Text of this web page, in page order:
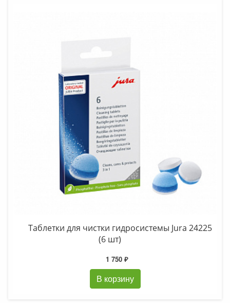
Таблетки для чистки гидросистемы Jura 24225
(6 шт)
1 750 ₽
В корзину